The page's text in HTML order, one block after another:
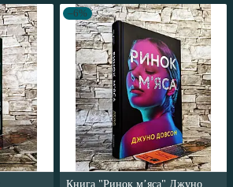
–6%
Книга "Ринок м’яса" Джуно